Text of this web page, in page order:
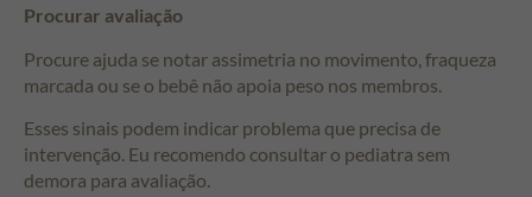
Procurar avaliação
Procure ajuda se notar assimetria no movimento, fraqueza
marcada ou se o bebê não apoia peso nos membros.
Esses sinais podem indicar problema que precisa de
intervenção. Eu recomendo consultar o pediatra sem
demora para avaliação.